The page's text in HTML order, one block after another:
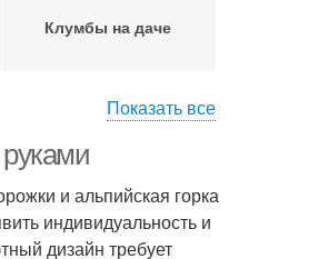
Клумбы на даче
Показать все
и альпийская горка
индивидуальность и
дизайн требует